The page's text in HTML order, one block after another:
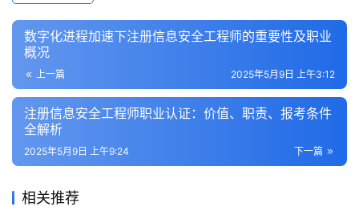
数字化进程加速下注册信息安全工程师的重要性及职业
概况
上一篇 2025年5月9日 上午3:12
注册信息安全工程师职业认证：价值、职责、报考条件
全解析
下一篇
2025年5月9日 上午9:24
相关推荐